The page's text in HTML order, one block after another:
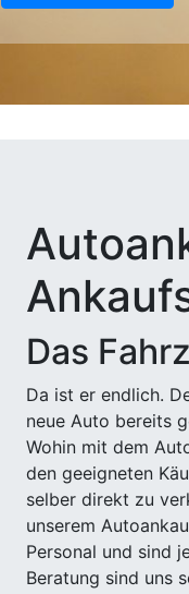
Das
Da ist er endlich.
neue Auto bereits
Wohin mit dem
den geeigneten
selber direkt zu
unserem
Personal und sind
Beratung sind uns